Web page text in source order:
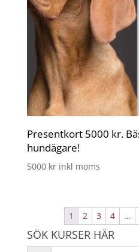
Presentkort 5000 kr.
hundägare!
5000 kr inkl moms
1 2 3 4 …
SÖK KURSER HÄR